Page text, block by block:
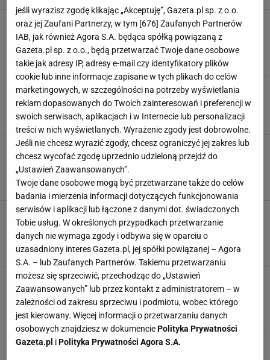
Ten przepis na solankę wyciągnęłam od ciotki
Heli. Ogórki kiszone wychodzą twarde i
chrupiące
KISZENIE KISZONKI OGÓRKI
Ogórki robią się brązowe i gorzkie? To może
być wina soli. Tylko jedna się nadaje
KISZENIE KISZONKI NEWS
Ile dodać soli, aby kapusta wyszła znakomita?
Gdy znasz odpowiednie proporcje kiszenie staje
się proste
KAPUSTA KISZENIE KISZENIE KAPUSTY
Otwierasz ogórki i syczą na ciebie ze słoika?
Lepiej uważaj. W jednym przypadku od razu je
wyrzuć
KISZENIE OGÓRKI PRZETWORY
Chcesz kisić kapustę jak mistrz? Musisz
wiedzieć o tym szczególe. Bez niego przetwory
będą niesmaczne
KAPUSTA KAPUSTA KISZONA KISZENIE
Kiszenie kapusty. Ile soli na 1 kg kapusty?
jeśli wyrazisz zgodę klikając „Akceptuję”, Gazeta.pl sp. z o.o.
oraz jej Zaufani Partnerzy, w tym [676] Zaufanych Partnerów
IAB, jak również Agora S.A. będąca spółką powiązaną z
Gazeta.pl sp. z o.o., będą przetwarzać Twoje dane osobowe
takie jak adresy IP, adresy e-mail czy identyfikatory plików
cookie lub inne informacje zapisane w tych plikach do celów
marketingowych, w szczególności na potrzeby wyświetlania
reklam dopasowanych do Twoich zainteresowań i preferencji w
swoich serwisach, aplikacjach i w Internecie lub personalizacji
treści w nich wyświetlanych. Wyrażenie zgody jest dobrowolne.
Jeśli nie chcesz wyrazić zgody, chcesz ograniczyć jej zakres lub
chcesz wycofać zgodę uprzednio udzieloną przejdź do
„Ustawień Zaawansowanych”.
Twoje dane osobowe mogą być przetwarzane także do celów
badania i mierzenia informacji dotyczących funkcjonowania
serwisów i aplikacji lub łączone z danymi dot. świadczonych
Tobie usług. W określonych przypadkach przetwarzanie
danych nie wymaga zgody i odbywa się w oparciu o
uzasadniony interes Gazeta.pl, jej spółki powiązanej – Agora
S.A. – lub Zaufanych Partnerów. Takiemu przetwarzaniu
możesz się sprzeciwić, przechodząc do „Ustawień
Zaawansowanych” lub przez kontakt z administratorem – w
zależności od zakresu sprzeciwu i podmiotu, wobec którego
jest kierowany. Więcej informacji o przetwarzaniu danych
osobowych znajdziesz w dokumenciePolityka Prywatności
Gazeta.pl iPolityka Prywatności Agora S.A.